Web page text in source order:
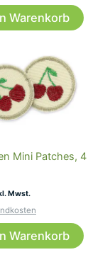
Warenkorb
Mini Patches, 4
Mwst.
Warenkorb